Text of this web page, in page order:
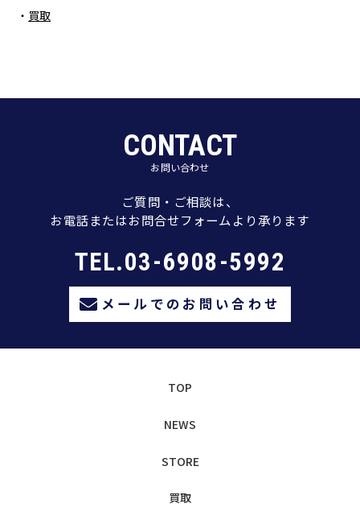
買取
CONTACT
お問い合わせ
ご質問・ご相談は、
お電話またはお問合せフォームより承ります
TEL.03-6908-5992
メールでのお問い合わせ
TOP
NEWS
STORE
買取